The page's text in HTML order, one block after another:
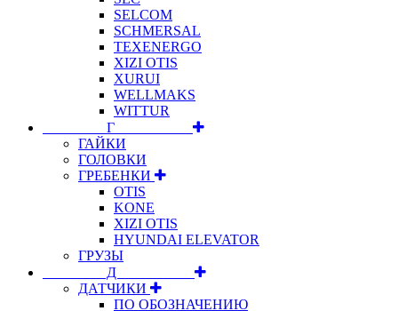
SELCOM
SCHMERSAL
TEXENERGO
XIZI OTIS
XURUI
WELLMAKS
WITTUR
⠀⠀⠀⠀⠀⠀Г⠀⠀⠀⠀⠀⠀⠀
ГАЙКИ
ГОЛОВКИ
ГРЕБЕНКИ
OTIS
KONE
XIZI OTIS
HYUNDAI ELEVATOR
ГРУЗЫ
⠀⠀⠀⠀⠀⠀Д⠀⠀⠀⠀⠀⠀⠀
ДАТЧИКИ
ПО ОБОЗНАЧЕНИЮ